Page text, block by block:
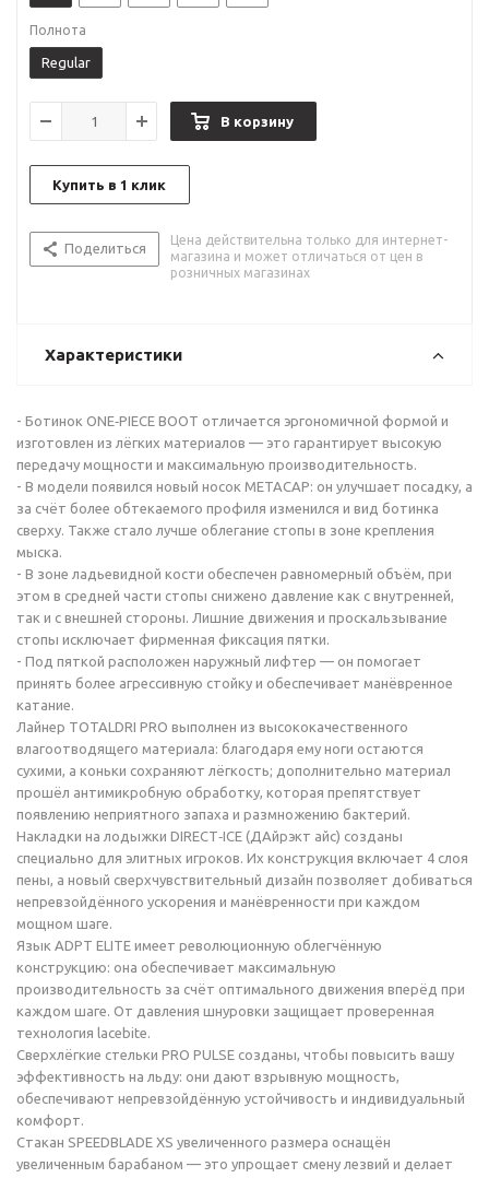
Полнота
Regular
В корзину
Купить в 1 клик
Поделиться
Цена действительна только для интернет-
магазина и может отличаться от цен в
розничных магазинах
Характеристики
- Ботинок ONE‑PIECE BOOT отличается эргономичной формой и
изготовлен из лёгких материалов — это гарантирует высокую
передачу мощности и максимальную производительность.
- В модели появился новый носок METACAP: он улучшает посадку, а
за счёт более обтекаемого профиля изменился и вид ботинка
сверху. Также стало лучше облегание стопы в зоне крепления
мыска.
- В зоне ладьевидной кости обеспечен равномерный объём, при
этом в средней части стопы снижено давление как с внутренней,
так и с внешней стороны. Лишние движения и проскальзывание
стопы исключает фирменная фиксация пятки.
- Под пяткой расположен наружный лифтер — он помогает
принять более агрессивную стойку и обеспечивает манёвренное
катание.
Лайнер TOTALDRI PRO выполнен из высококачественного
влагоотводящего материала: благодаря ему ноги остаются
сухими, а коньки сохраняют лёгкость; дополнительно материал
прошёл антимикробную обработку, которая препятствует
появлению неприятного запаха и размножению бактерий.
Накладки на лодыжки DIRECT‑ICE (ДАйрэкт айс) созданы
специально для элитных игроков. Их конструкция включает 4 слоя
пены, а новый сверхчувствительный дизайн позволяет добиваться
непревзойдённого ускорения и манёвренности при каждом
мощном шаге.
Язык ADPT ELITE имеет революционную облегчённую
конструкцию: она обеспечивает максимальную
производительность за счёт оптимального движения вперёд при
каждом шаге. От давления шнуровки защищает проверенная
технология lacebite.
Сверхлёгкие стельки PRO PULSE созданы, чтобы повысить вашу
эффективность на льду: они дают взрывную мощность,
обеспечивают непревзойдённую устойчивость и индивидуальный
комфорт.
Стакан SPEEDBLADE XS увеличенного размера оснащён
увеличенным барабаном — это упрощает смену лезвий и делает